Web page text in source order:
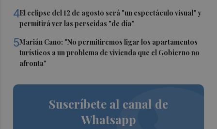
4El eclipse del 12 de agosto será "un espectáculo visual" y
permitirá ver las perseidas "de día"
5Marián Cano: "No permitiremos ligar los apartamentos
turísticos a un problema de vivienda que el Gobierno no
afronta"
Suscríbete al canal de
Whatsapp